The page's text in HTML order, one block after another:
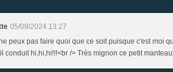
05/09/2024 13:27
peux pas faire quoi que ce soit puisque c'est moi
conduit hi,hi,hi!!!<br /> Très mignon ce petit